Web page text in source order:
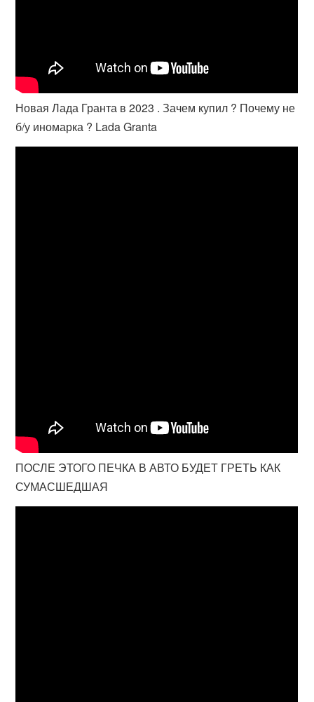
Новая Лада Гранта в 2023 . Зачем купил ? Почему не
б/у иномарка ? Lada Granta
ПОСЛЕ ЭТОГО ПЕЧКА В АВТО БУДЕТ ГРЕТЬ КАК
СУМАСШЕДШАЯ